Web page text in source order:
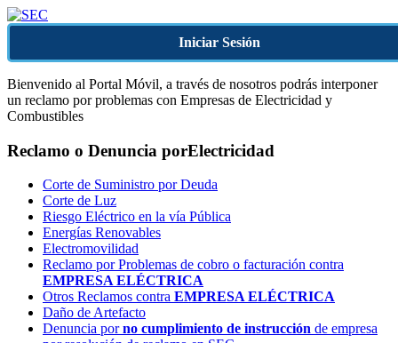
Iniciar Sesión
Bienvenido al Portal Móvil, a través de nosotros podrás interponer
un reclamo por problemas con Empresas de Electricidad y
Combustibles
Reclamo o Denuncia porElectricidad
Corte de Suministro por Deuda
Corte de Luz
Riesgo Eléctrico en la vía Pública
Energías Renovables
Electromovilidad
Reclamo por Problemas de cobro o facturación contra
EMPRESA ELÉCTRICA
Otros Reclamos contra EMPRESA ELÉCTRICA
Daño de Artefacto
Denuncia porno cumplimiento de instrucción de empresa